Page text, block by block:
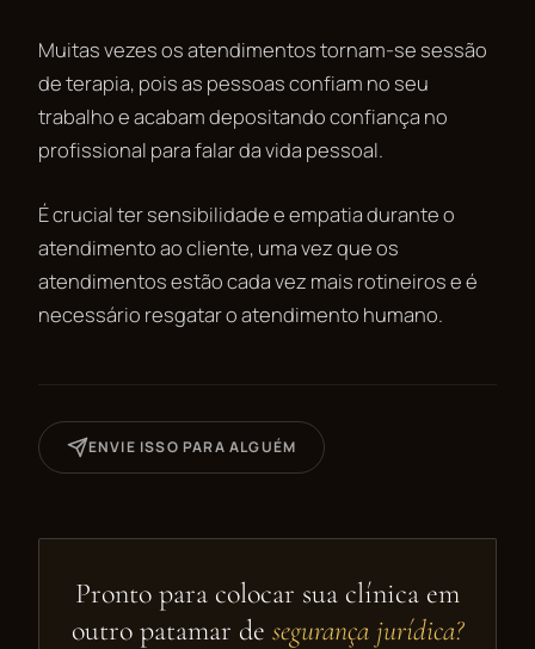
Muitas vezes os atendimentos tornam-se sessão
de terapia, pois as pessoas confiam no seu
trabalho e acabam depositando confiança no
profissional para falar da vida pessoal.
É crucial ter sensibilidade e empatia durante o
atendimento ao cliente, uma vez que os
atendimentos estão cada vez mais rotineiros e é
necessário resgatar o atendimento humano.
ENVIE ISSO PARA ALGUÉM
Pronto para colocar sua clínica em
outro patamar de segurança jurídica?